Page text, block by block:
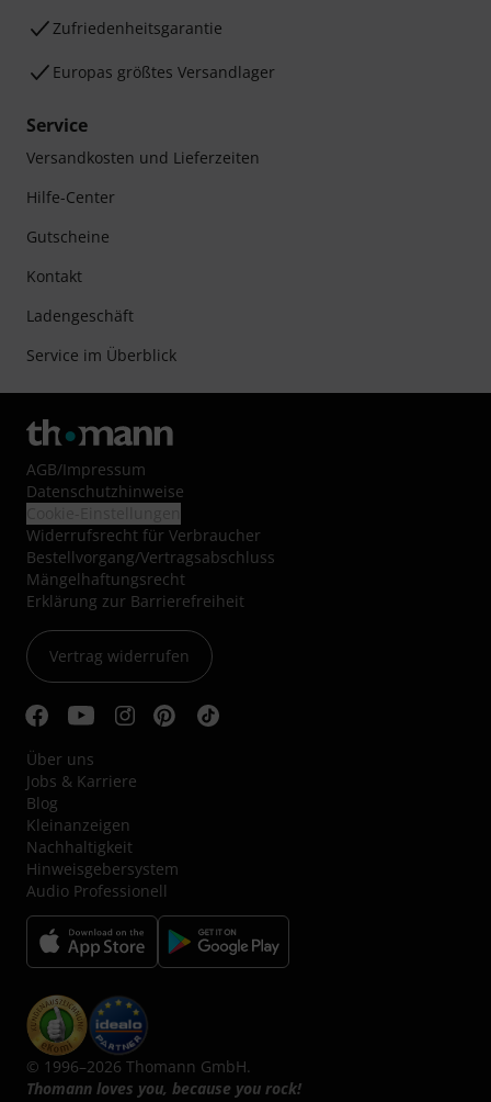
Zufriedenheitsgarantie
Europas größtes Versandlager
Service
Versandkosten und Lieferzeiten
Hilfe-Center
Gutscheine
Kontakt
Ladengeschäft
Service im Überblick
AGB/Impressum
Datenschutzhinweise
Widerrufsrecht für Verbraucher
Bestellvorgang/Vertragsabschluss
Mängelhaftungsrecht
Erklärung zur Barrierefreiheit
Vertrag widerrufen
Über uns
Jobs & Karriere
Blog
Kleinanzeigen
Nachhaltigkeit
Hinweisgebersystem
Audio Professionell
© 1996–2026 Thomann GmbH.
Thomann loves you, because you rock!